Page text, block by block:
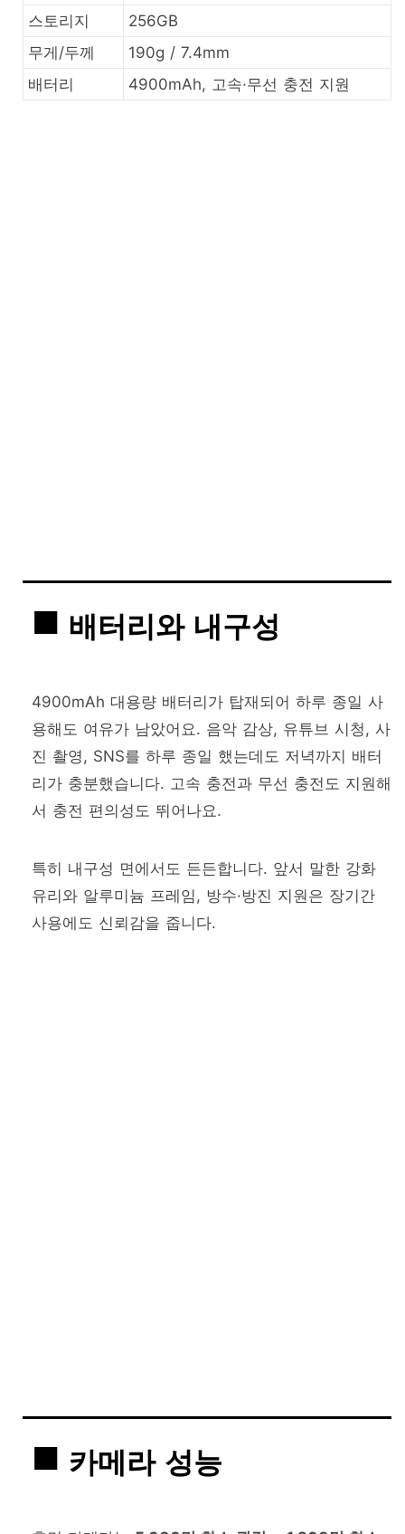
스토리지
256GB
무게/두께
190g / 7.4mm
배터리
4900mAh, 고속·무선 충전 지원
배터리와 내구성
4900mAh 대용량 배터리가 탑재되어 하루 종일 사
용해도 여유가 남았어요. 음악 감상, 유튜브 시청, 사
진 촬영, SNS를 하루 종일 했는데도 저녁까지 배터
리가 충분했습니다. 고속 충전과 무선 충전도 지원해
서 충전 편의성도 뛰어나요.
특히 내구성 면에서도 든든합니다. 앞서 말한 강화
유리와 알루미늄 프레임, 방수·방진 지원은 장기간
사용에도 신뢰감을 줍니다.
카메라 성능